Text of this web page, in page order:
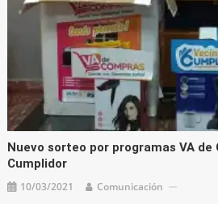
Nuevo sorteo por programas VA de
Cumplidor
10/03/2021 Comunicación